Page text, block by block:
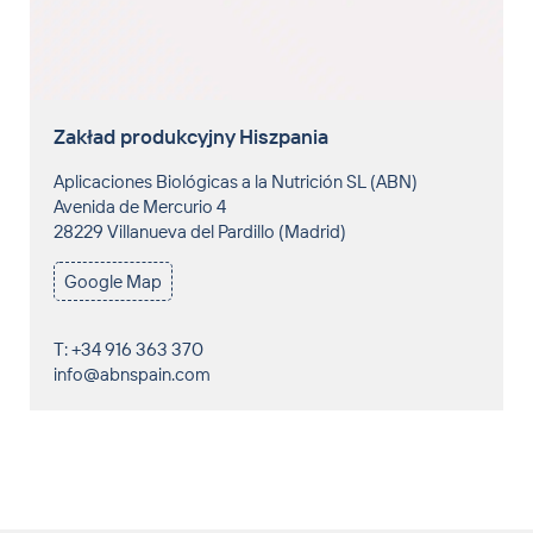
Dr. Pradeep P. Jayaprasad
Regionalny Koordynator Sprzedaży Asia Pacific
VCard
T: +66 610 132 333
VCard
T: + 49 5461 9303 304
ed.hbmgrebiel@ediehnesseul.a
Zakład produkcyjny Hiszpania
Aplicaciones Biológicas a la Nutrición SL (ABN)
Avenida de Mercurio 4
28229 Villanueva del Pardillo (Madrid)
Google Map
T: +34 916 363 370
moc.niapsnba@ofni